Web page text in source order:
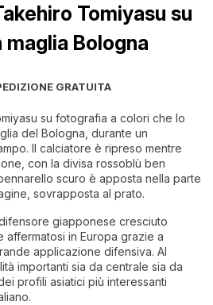
Tomiyasu su
Bologna
GRATUITA
su fotografia a colori che lo
del Bologna, durante un
Il calciatore è ripreso mentre
con la divisa rossoblù ben
scuro è apposta nella parte
sovrapposta al prato.
giapponese cresciuto
affermatosi in Europa grazie a
applicazione difensiva. Al
importanti sia da centrale sia da
profili asiatici più interessanti